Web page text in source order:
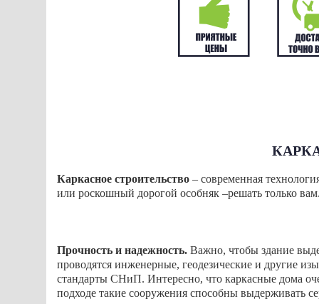
Каркасное строительство – современная
или роскошный дорогой особняк –решать только
Прочность и надежность. Важно, чтобы здание
проводятся инженерные, геодезические и другие
стандарты СНиП. Интересно, что каркасные дома
подходе такие сооружения способны выдерживать